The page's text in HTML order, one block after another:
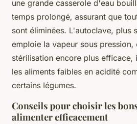
une grande casserole d'eau
temps prolongé, assurant que
sont éliminées. L'autoclave, plus
emploie la vapeur sous pression,
stérilisation encore plus efficace,
les aliments faibles en acidité
certains légumes.
Conseils pour choisir les
alimenter efficacement